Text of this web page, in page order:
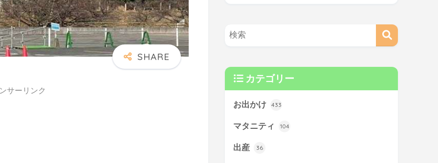
サーリンク
カテゴリー
お出かけ 433
マタニティ 104
出産 36